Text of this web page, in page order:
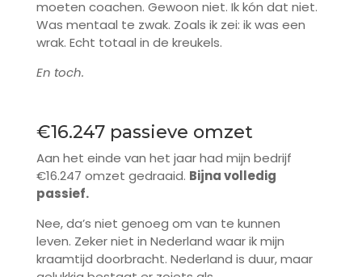
moeten coachen. Gewoon niet. Ik kón dat niet.
Was mentaal te zwak. Zoals ik zei: ik was een
wrak. Echt totaal in de kreukels.
En toch.
€16.247 passieve omzet
Aan het einde van het jaar had mijn bedrijf
€16.247 omzet gedraaid. Bijna volledig
passief.
Nee, da’s niet genoeg om van te kunnen
leven. Zeker niet in Nederland waar ik mijn
kraamtijd doorbracht. Nederland is duur, maar